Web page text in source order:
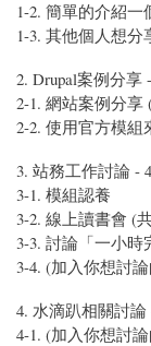
1-2. 簡單的介紹
1-3. 其他個人想分
2. Drupal案例分享
2-1. 網站案例分享
2-2. 使用官方模組
3. 站務工作討論 -
3-1. 模組認養
3-2. 線上讀書會 (
3-3. 討論「一小時
3-4. (加入你想討
4. 水滴趴相關討論
4-1. (加入你想討